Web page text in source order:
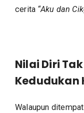
cerita “Aku dan
Nilai Diri
Kedudukan
Walaupun